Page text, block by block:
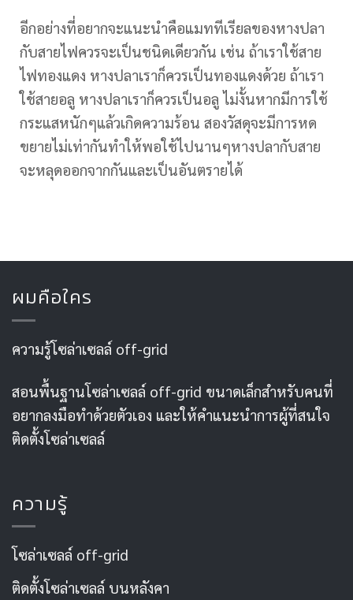
อีกอย่างที่อยากจะแนะนำคือแมททีเรียลของหางปลา
กับสายไฟควรจะเป็นชนิดเดียวกัน เช่น ถ้าเราใช้สาย
ไฟทองแดง หางปลาเราก็ควรเป็นทองแดงด้วย ถ้าเรา
ใช้สายอลู หางปลาเราก็ควรเป็นอลู ไม่งั้นหากมีการใช้
กระแสหนักๆแล้วเกิดความร้อน สองวัสดุจะมีการหด
ขยายไม่เท่ากันทำให้พอใช้ไปนานๆหางปลากับสาย
จะหลุดออกจากกันและเป็นอันตรายได้
ผมคือใคร
ความรู้โซล่าเซลล์ off-grid
สอนพื้นฐานโซล่าเซลล์ off-grid ขนาดเล็กสำหรับคนที่
อยากลงมือทำด้วยตัวเอง และให้คำแนะนำการผู้ที่สนใจ
ติดตั้งโซล่าเซลล์
ความรู้
โซล่าเซลล์ off-grid
ติดตั้งโซล่าเซลล์ บนหลังคา